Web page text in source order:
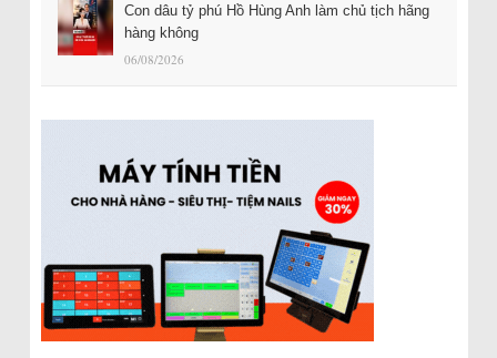
Con dâu tỷ phú Hồ Hùng Anh làm chủ tịch hãng
hàng không
06/08/2026